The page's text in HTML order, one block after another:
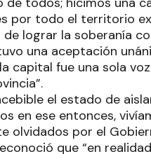
por todo el territorio
lograr la soberanía
una aceptación
capital fue una sola
el estado de
en ese entonces,
olvidados por el
que “en